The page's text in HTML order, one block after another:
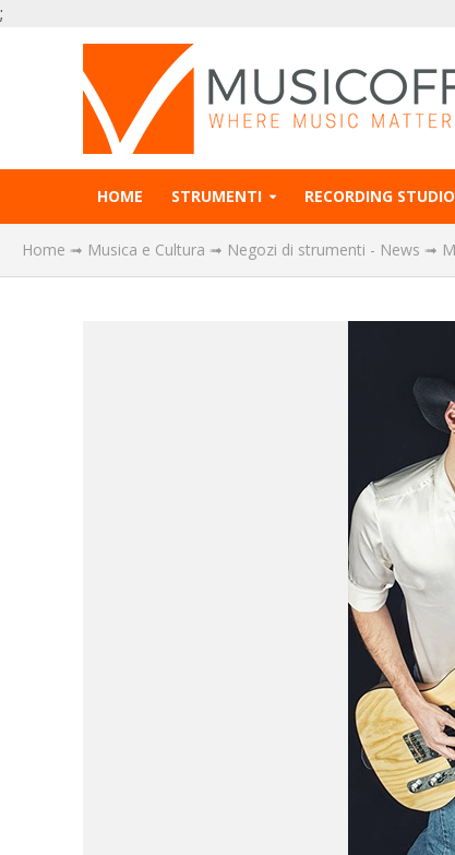
;
HOME STRUMENTI RECORDING STUDIO
Home ➟ Musica e Cultura ➟ Negozi di strumenti - News ➟